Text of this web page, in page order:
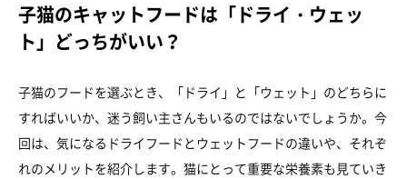
子猫のキャットフードは「ドライ・ウェッ
ト」どっちがいい？
子猫のフードを選ぶとき、「ドライ」と「ウェット」のどちらに
すればいいか、迷う飼い主さんもいるのではないでしょうか。今
回は、気になるドライフードとウェットフードの違いや、それぞ
れのメリットを紹介します。猫にとって重要な栄養素も見ていき